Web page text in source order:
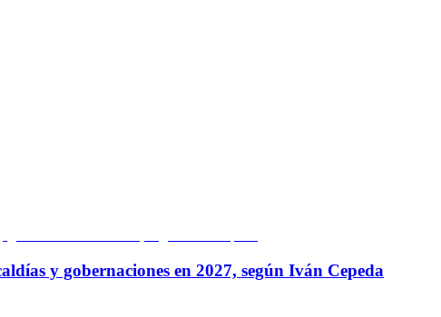
y gobernaciones en 2027, según Iván Cepeda